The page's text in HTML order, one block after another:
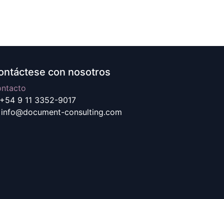
con nosotros
+54 9 11 3352-9017
info@document-consulting.com